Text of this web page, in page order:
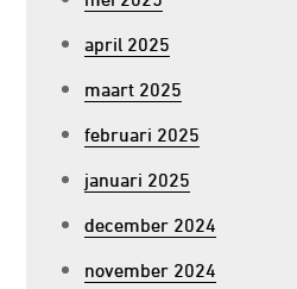
april 2025
maart 2025
februari 2025
januari 2025
december 2024
november 2024